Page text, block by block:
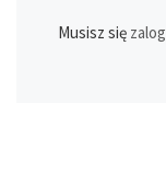
Musisz się